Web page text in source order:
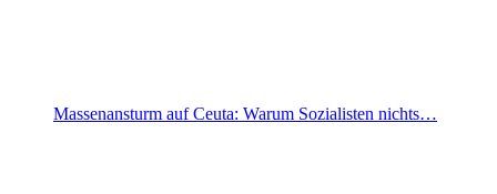
Massenansturm auf Ceuta: Warum Sozialisten nichts…